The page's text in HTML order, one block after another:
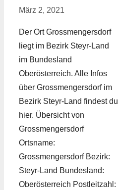
März 2, 2021
Der Ort Grossmengersdorf
liegt im Bezirk Steyr-Land
im Bundesland
Oberösterreich. Alle Infos
über Grossmengersdorf im
Bezirk Steyr-Land findest du
hier. Übersicht von
Grossmengersdorf
Ortsname:
Grossmengersdorf Bezirk:
Steyr-Land Bundesland:
Oberösterreich Postleitzahl: